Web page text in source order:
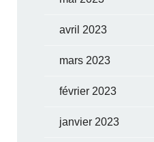
avril 2023
mars 2023
février 2023
janvier 2023